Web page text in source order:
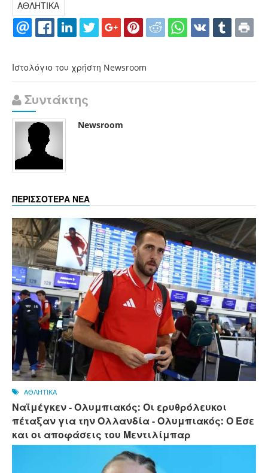
ΑΘΛΗΤΙΚΑ
Ιστολόγιο του χρήστη Newsroom
Συντάκτης
Newsroom
ΠΕΡΙΣΣΟΤΕΡΑ ΝΕΑ
ΑΘΛΗΤΙΚΑ
Ναϊμέγκεν - Ολυμπιακός: Οι ερυθρόλευκοι
πέταξαν για την Ολλανδία - Ολυμπιακός: Ο Έσε
και οι αποφάσεις του Μεντιλίμπαρ